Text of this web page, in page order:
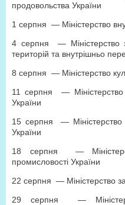
продовольства України
1 серпня — Міністерство
4 серпня — Міністерство
територій та внутрішньо
8 серпня — Міністерство
11 серпня — Міністерство
України
15 серпня— Міністерство
України
18 серпня —
промисловості України
22 серпня — Міністерство
29 серпня —